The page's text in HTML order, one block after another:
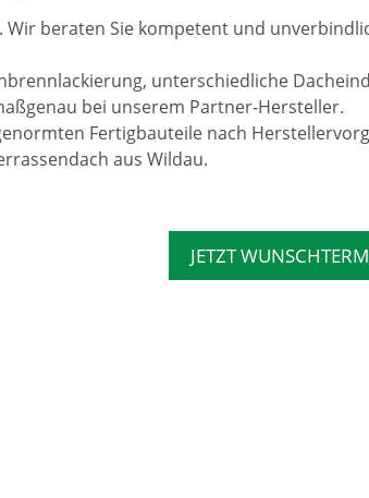
beraten Sie kompetent und
unterschiedliche
bei unserem Partner-Hersteller.
Fertigbauteile nach
aus Wildau.
JETZT